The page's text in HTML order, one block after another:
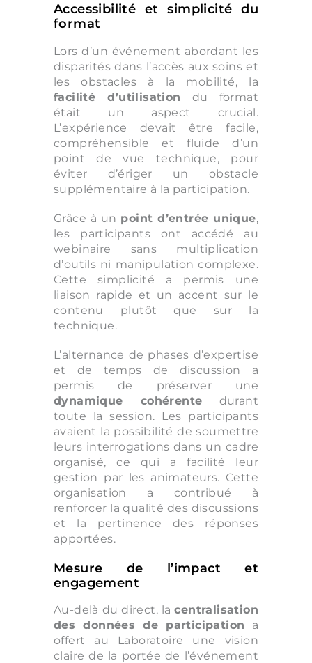
Accessibilité et simplicité du
format
Lors d’un événement abordant les
disparités dans l’accès aux soins et
les obstacles à la mobilité, la
facilité d’utilisation du format
était un aspect crucial.
L’expérience devait être facile,
compréhensible et fluide d’un
point de vue technique, pour
éviter d’ériger un obstacle
supplémentaire à la participation.
Grâce à un point d’entrée unique,
les participants ont accédé au
webinaire sans multiplication
d’outils ni manipulation complexe.
Cette simplicité a permis une
liaison rapide et un accent sur le
contenu plutôt que sur la
technique.
L’alternance de phases d’expertise
et de temps de discussion a
permis de préserver une
dynamique cohérente durant
toute la session. Les participants
avaient la possibilité de soumettre
leurs interrogations dans un cadre
organisé, ce qui a facilité leur
gestion par les animateurs. Cette
organisation a contribué à
renforcer la qualité des discussions
et la pertinence des réponses
apportées.
Mesure de l’impact et
engagement
Au-delà du direct, lacentralisation
des données de participation a
offert au Laboratoire une vision
claire de la portée de l’événement